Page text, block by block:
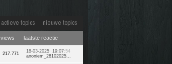
actieve topics nieuwe topics
views laatste reactie
217.771 18-03-2025 19:07:54
anoniem_28102025...